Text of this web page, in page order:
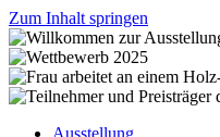
Zum Inhalt springen
Ausstellung